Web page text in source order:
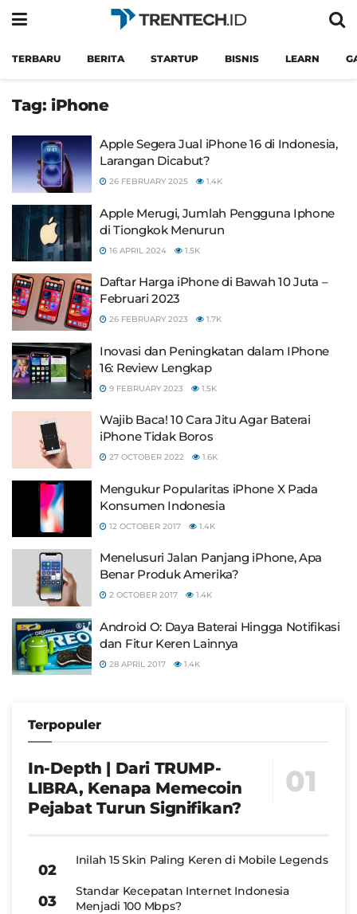
TERBARU BERITA STARTUP BISNIS LEARN
Tag: iPhone
Apple Segera Jual iPhone 16 di Indonesia,
Larangan Dicabut?
26 FEBRUARY 2025 1.4K
Apple Merugi, Jumlah Pengguna Iphone
di Tiongkok Menurun
16 APRIL 2024 1.5K
Daftar Harga iPhone di Bawah 10 Juta –
Februari 2023
26 FEBRUARY 2023 1.7K
Inovasi dan Peningkatan dalam IPhone
16: Review Lengkap
9 FEBRUARY 2023 1.5K
Wajib Baca! 10 Cara Jitu Agar Baterai
iPhone Tidak Boros
27 OCTOBER 2022 1.6K
Mengukur Popularitas iPhone X Pada
Konsumen Indonesia
12 OCTOBER 2017 1.4K
Menelusuri Jalan Panjang iPhone, Apa
Benar Produk Amerika?
2 OCTOBER 2017 1.4K
Android O: Daya Baterai Hingga Notifikasi
dan Fitur Keren Lainnya
28 APRIL 2017 1.4K
Terpopuler
In-Depth | Dari TRUMP-
LIBRA, Kenapa Memecoin
Pejabat Turun Signifikan?
Inilah 15 Skin Paling Keren di Mobile Legends
Standar Kecepatan Internet Indonesia
Menjadi 100 Mbps?